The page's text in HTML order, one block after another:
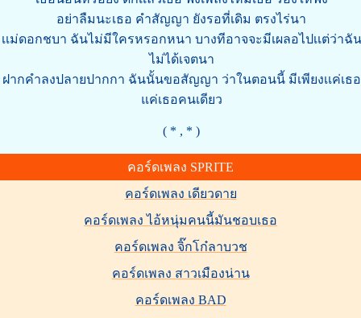
อย่าลืมนะเธอ คำสัญญา ยังรอที่เดิม ตรงไร่นา
เเม่ดอกชบา ฉันไม่มีใครหรอกหนา บางทีอาจจะมีเผลอไปเเต่ว่าฉัน
ไม่ได้เจตนา
ฝากคำลงปลายปากกา ฉันนั้นขอสัญญา ว่าในตอนนี้ มีเพียงเเค่เธอ
แค่เธอคนเดียว
( * , * )
คอร์ดเพลง SPRITE
คอร์ดเพลง เดียวดาย
คอร์ดเพลง ไอ้หนุ่มคนนี้มันชอบเธอ
คอร์ดเพลง จิ๊กโก๋ลาบวช
คอร์ดเพลง สาวเมืองน่าน
คอร์ดเพลง BAD